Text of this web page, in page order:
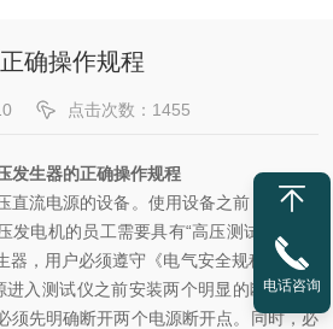
确操作规程
点击次数：1455
发生器的正确操作规程
直流电源的设备。使用设备之前，需要确
电机的员工需要具有“高压测试证书”的
，用户必须遵守《电气安全规程》第16
入测试仪之前安装两个明显的断开点。
须先明确断开两个电源断开点。同时，必
电话咨询